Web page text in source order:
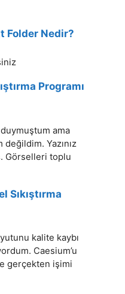
Folder Nedir?
Programı
ama
Yazınız
Görselleri toplu
Sıkıştırma
kalite kaybı
Caesium’u
gerçekten işimi